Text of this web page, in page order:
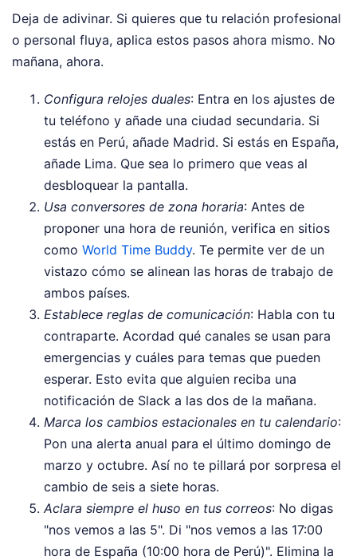
Deja de adivinar. Si quieres que tu relación profesional
o personal fluya, aplica estos pasos ahora mismo. No
mañana, ahora.
Configura relojes duales: Entra en los ajustes de
tu teléfono y añade una ciudad secundaria. Si
estás en Perú, añade Madrid. Si estás en España,
añade Lima. Que sea lo primero que veas al
desbloquear la pantalla.
Usa conversores de zona horaria: Antes de
proponer una hora de reunión, verifica en sitios
como World Time Buddy. Te permite ver de un
vistazo cómo se alinean las horas de trabajo de
ambos países.
Establece reglas de comunicación: Habla con tu
contraparte. Acordad qué canales se usan para
emergencias y cuáles para temas que pueden
esperar. Esto evita que alguien reciba una
notificación de Slack a las dos de la mañana.
Marca los cambios estacionales en tu calendario:
Pon una alerta anual para el último domingo de
marzo y octubre. Así no te pillará por sorpresa el
cambio de seis a siete horas.
Aclara siempre el huso en tus correos: No digas
"nos vemos a las 5". Di "nos vemos a las 17:00
hora de España (10:00 hora de Perú)". Elimina la